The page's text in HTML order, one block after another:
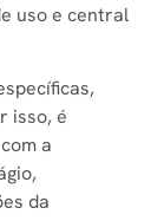
uso e central
isso, é
a
da